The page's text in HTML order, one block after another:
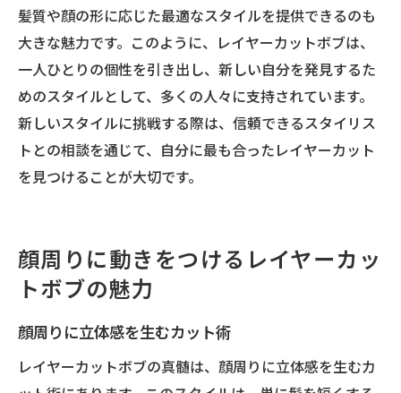
髪質や顔の形に応じた最適なスタイルを提供できるのも
大きな魅力です。このように、レイヤーカットボブは、
一人ひとりの個性を引き出し、新しい自分を発見するた
めのスタイルとして、多くの人々に支持されています。
新しいスタイルに挑戦する際は、信頼できるスタイリス
トとの相談を通じて、自分に最も合ったレイヤーカット
を見つけることが大切です。
顔周りに動きをつけるレイヤーカッ
トボブの魅力
顔周りに立体感を生むカット術
レイヤーカットボブの真髄は、顔周りに立体感を生むカ